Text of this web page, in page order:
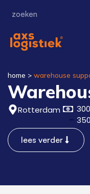
home > warehouse
Rotterdam
lees verder